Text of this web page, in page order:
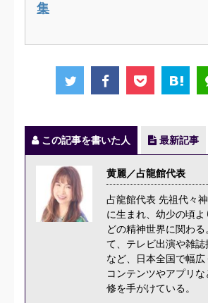
集
この記事を書いた人 最新記事
黄麗／占龍館代表
占龍館代表 先祖代々
に生まれ、幼少の頃
どの精神世界に関わ
て、テレビ出演や雑
など、日本全国で幅
コンテンツやアプリ
修を手がけている。